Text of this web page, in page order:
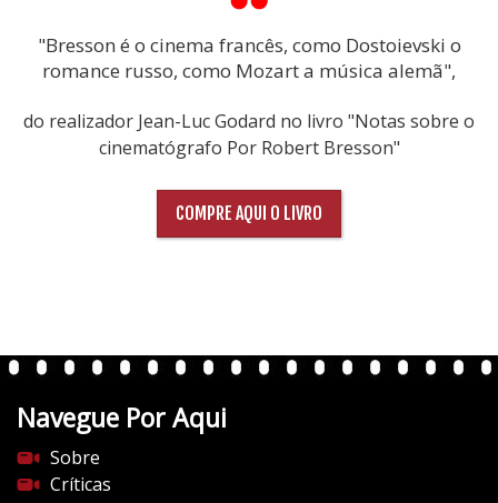
"Bresson é o cinema francês, como Dostoievski o
romance russo, como Mozart a música alemã",
do realizador Jean-Luc Godard no livro "Notas sobre o
cinematógrafo Por Robert Bresson"
COMPRE AQUI O LIVRO
Navegue Por Aqui
Sobre
Críticas